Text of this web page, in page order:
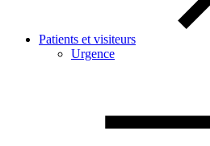
Patients et visiteurs
Urgence